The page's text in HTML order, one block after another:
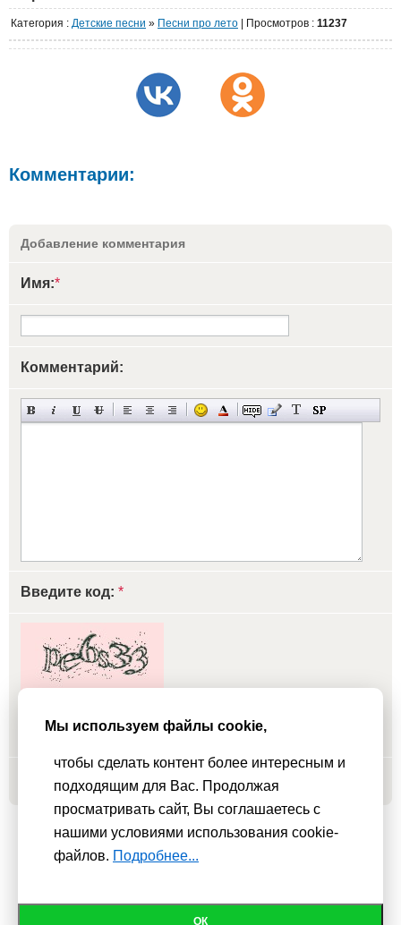
Категория : Детские песни » Песни про лето Просмотров : 11237
Комментарии:
Добавление комментария
Имя:*
Комментарий:
Введите код: *
Добавить
При использовании материалов активная гиперссылка на
Мы используем файлы cookie,
чтобы сделать контент более интересным и
подходящим для Вас. Продолжая
просматривать сайт, Вы соглашаетесь с
нашими условиями использования cookie-
файлов. Подробнее...
ОК